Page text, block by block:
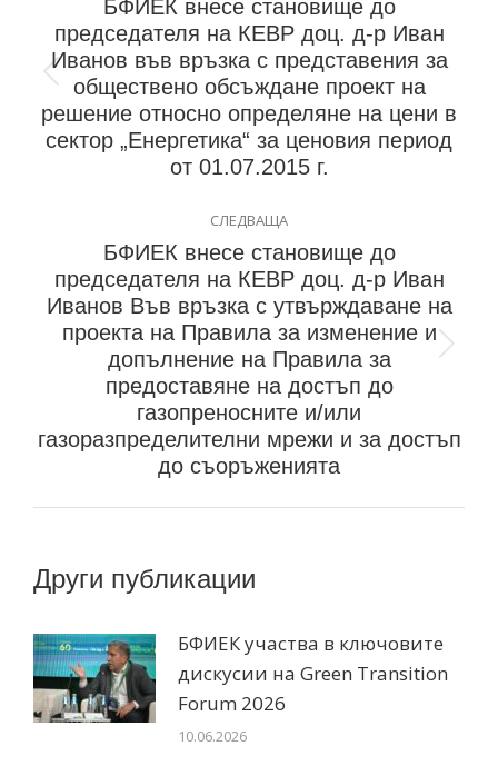
БФИЕК внесе становище до
председателя на КЕВР доц. д-р Иван
Иванов във връзка с представения за
обществено обсъждане проект на
решение относно определяне на цени в
сектор „Енергетика“ за ценовия период
от 01.07.2015 г.
СЛЕДВАЩА
БФИЕК внесе становище до
председателя на КЕВР доц. д-р Иван
Иванов Във връзка с утвърждаване на
проекта на Правила за изменение и
допълнение на Правила за
предоставяне на достъп до
газопреносните и/или
газоразпределителни мрежи и за достъп
до съоръженията
Други публикации
БФИЕК участва в ключовите
дискусии на Green Transition
Forum 2026
10.06.2026